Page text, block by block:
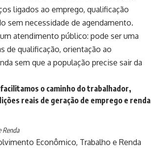
ligados ao emprego, qualificação
sem necessidade de agendamento.
atendimento público: pode ser uma
de qualificação, orientação ao
sem que a população precise sair da
o caminho do trabalhador,
reais de geração de emprego e renda
Renda
Econômico, Trabalho e Renda